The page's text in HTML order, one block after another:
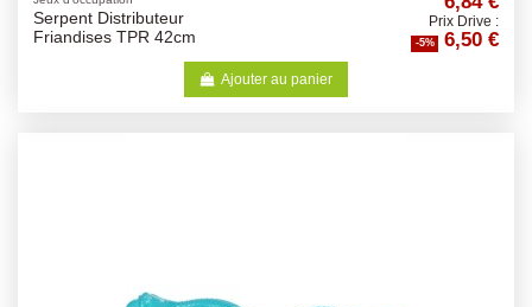
Serpent Distributeur
Friandises TPR 42cm
Prix Drive :
-5% 6,50 €
Ajouter au panier